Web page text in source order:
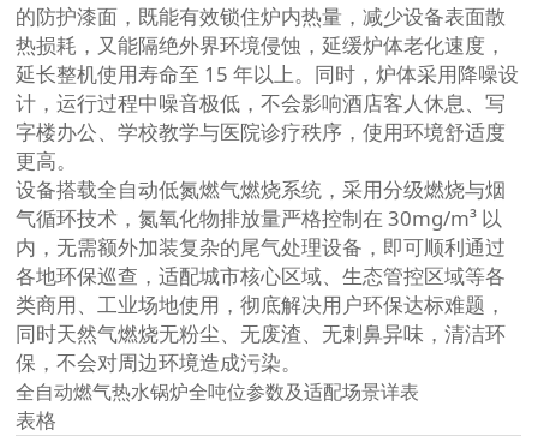
的防护漆面，既能有效锁住炉内热量，减少设备表面散
热损耗，又能隔绝外界环境侵蚀，延缓炉体老化速度，
延长整机使用寿命至 15 年以上。同时，炉体采用降噪设
计，运行过程中噪音极低，不会影响酒店客人休息、写
字楼办公、学校教学与医院诊疗秩序，使用环境舒适度
更高。
设备搭载全自动低氮燃气燃烧系统，采用分级燃烧与烟
气循环技术，氮氧化物排放量严格控制在 30mg/m³ 以
内，无需额外加装复杂的尾气处理设备，即可顺利通过
各地环保巡查，适配城市核心区域、生态管控区域等各
类商用、工业场地使用，彻底解决用户环保达标难题，
同时天然气燃烧无粉尘、无废渣、无刺鼻异味，清洁环
保，不会对周边环境造成污染。
全自动燃气热水锅炉全吨位参数及适配场景详表
表格